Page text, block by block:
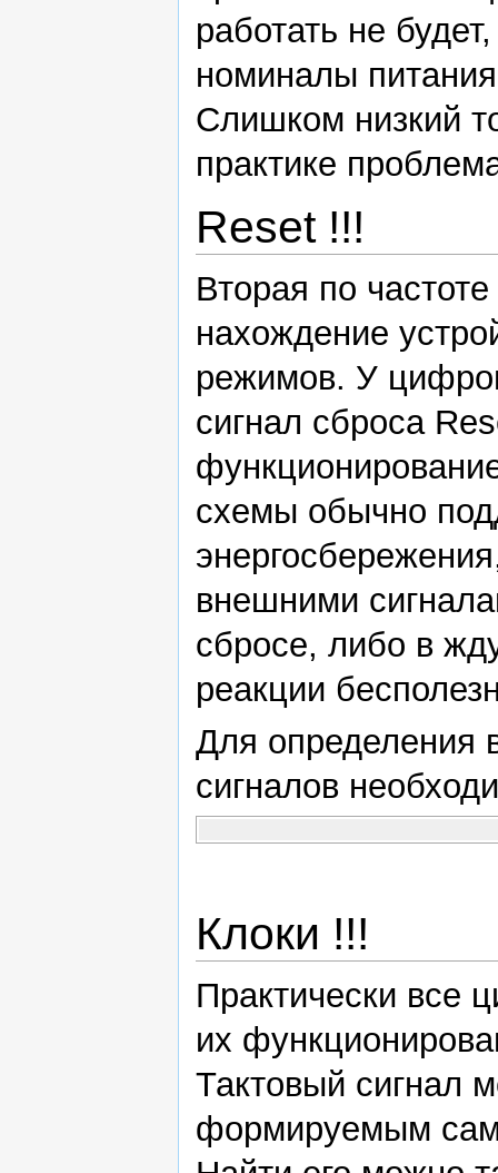
работать не
номиналы
Слишком низкий
практике
Reset !!!
Вторая по
нахождение
режимов. У
сигнал сброса
схемы обычно
внешними
сбросе, либо в
реакции
Для определения
сигналов
Клоки !!!
Практически все
их
Тактовый сигнал
формируемым